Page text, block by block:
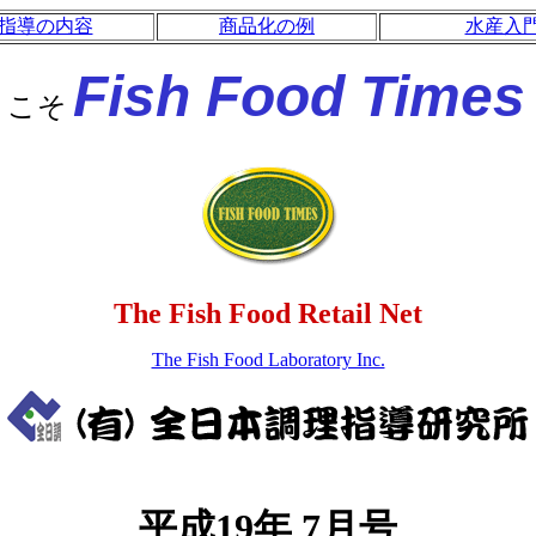
導の内容 商品化の例 水産入
こそ Fish Food Times
The Fish Food Retail Net
The Fish Food Laboratory Inc.